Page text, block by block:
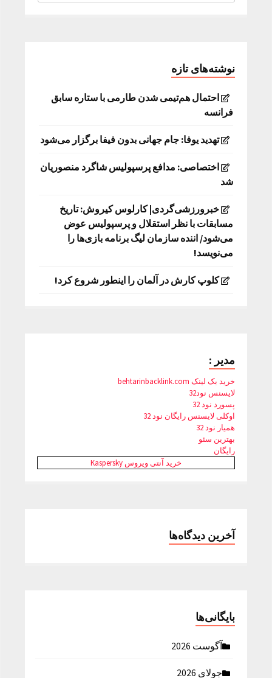
نوشته‌های تازه
احتمال هم‌تیمی شدن طارمی با ستاره سابق
فرانسه
تهدید یوفا: جام جهانی بدون فیفا برگزار می‌شود
اختصاصی: مدافع پرسپولیس شاگرد منصوریان
شد
خبرورزشی‌گردی| کارلوس کیروش: تاریخ
مسابقات با نظر استقلال و پرسپولیس عوض
می‌شود/ اننده سازمان لیگ برنامه بازی‌ها را
می‌نویسد!
کلوپ کارش در آلمان را اینطور شروع کرد!
مدیر :
خرید بک لینک behtarinbacklink.com
لایسنس نود32
پسورد نود 32
اوکلی لایسنس رایگان نود 32
همیار نود 32
بهترین سئو
رایگان
خرید آنتی ویروس Kaspersky
آخرین دیدگاه‌ها
بایگانی‌ها
آگوست 2026
جولای 2026